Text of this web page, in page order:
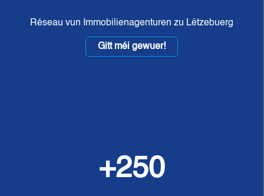
Réseau vun Immobilienagenturen zu Lëtzebuerg
Gitt méi gewuer!
+250